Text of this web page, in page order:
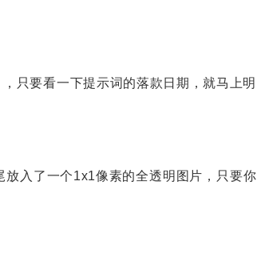
只要看一下提示词的落款日期，就马上明
放入了一个1x1像素的全透明图片，只要你